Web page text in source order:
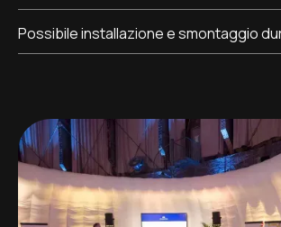
Possibile installazione e smontaggio